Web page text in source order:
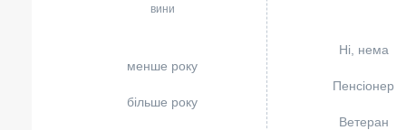
вини
менше року
більше року
Ні, нема
Пенсіонер
Ветеран